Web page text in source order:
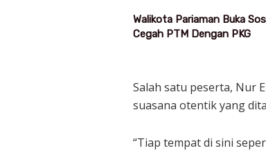
Walikota Pariaman Buka
Cegah PTM Dengan PKG
Salah satu peserta, Nur
suasana otentik yang
“Tiap tempat di sini